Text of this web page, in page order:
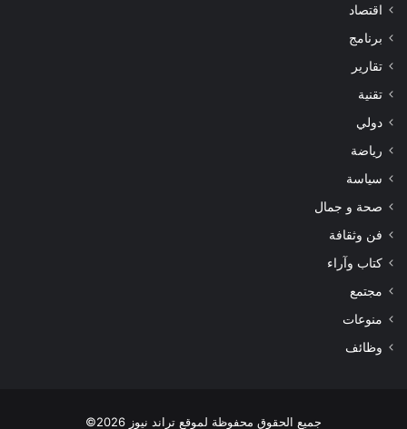
اقتصاد
برنامج
تقارير
تقنية
دولي
رياضة
سياسة
صحة و جمال
فن وثقافة
كتاب وآراء
مجتمع
منوعات
وظائف
جميع الحقوق محفوظة لموقع تراند نيوز 2026©